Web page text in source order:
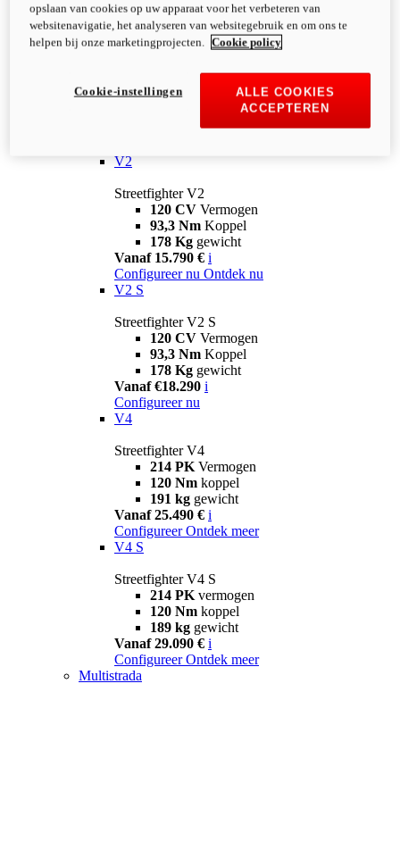
V2
Streetfighter V2
120 CV Vermogen
93,3 Nm Koppel
178 Kg gewicht
Vanaf 15.790 € i
Configureer nu Ontdek nu
V2 S
Streetfighter V2 S
120 CV Vermogen
93,3 Nm Koppel
178 Kg gewicht
Vanaf €18.290 i
Configureer nu
V4
Streetfighter V4
214 PK Vermogen
120 Nm koppel
191 kg gewicht
Vanaf 25.490 € i
Configureer Ontdek meer
V4 S
Streetfighter V4 S
214 PK vermogen
120 Nm koppel
189 kg gewicht
Vanaf 29.090 € i
Configureer Ontdek meer
Multistrada
opslaan van cookies op uw apparaat voor het verbeteren van
websitenavigatie, het analyseren van websitegebruik en om ons te
helpen bij onze marketingprojecten.
Cookie policy
ALLE COOKIES
ACCEPTEREN
Cookie-instellingen